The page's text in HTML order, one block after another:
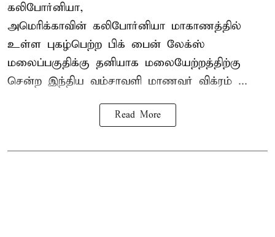
கலிபோர்னியா,
அமெரிக்காவின் கலிபோர்னியா மாகாணத்தில்
உள்ள புகழ்பெற்ற பிக் பைன் லேக்ஸ்
மலைப்பகுதிக்கு தனியாக மலையேற்றத்திற்கு
சென்ற இந்திய வம்சாவளி மாணவர் விக்ரம் ...
Read More